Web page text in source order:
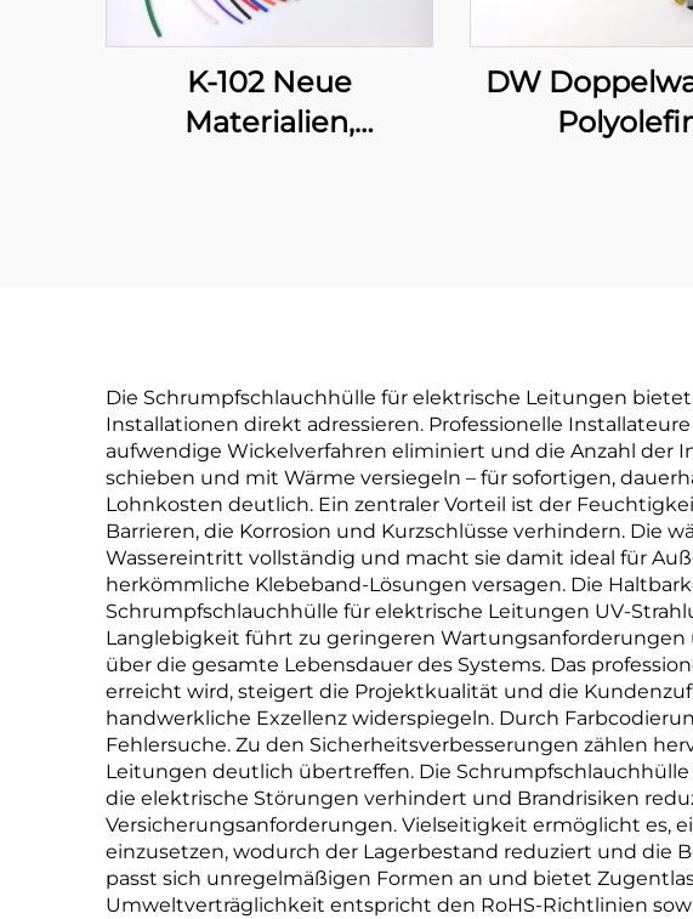
K-102 Neue
Materialien,
DW
Die Schrumpfschlauchhülle für elektrische Leitungen
Installationen direkt adressieren. Professionelle
aufwendige Wickelverfahren eliminiert und die Anzahl der
schieben und mit Wärme versiegeln – für sofortigen,
Lohnkosten deutlich. Ein zentraler Vorteil ist der
Barrieren, die Korrosion und Kurzschlüsse verhindern.
Wassereintritt vollständig und macht sie damit ideal für
herkömmliche Klebeband-Lösungen versagen. Die
Schrumpfschlauchhülle für elektrische Leitungen UV-
Langlebigkeit führt zu geringeren
über die gesamte Lebensdauer des Systems. Das
erreicht wird, steigert die Projektkualität und die
handwerkliche Exzellenz widerspiegeln. Durch
Fehlersuche. Zu den Sicherheitsverbesserungen zählen
Leitungen deutlich übertreffen. Die
die elektrische Störungen verhindert und Brandrisiken
Versicherungsanforderungen. Vielseitigkeit ermöglicht
einzusetzen, wodurch der Lagerbestand reduziert und die
passt sich unregelmäßigen Formen an und bietet
Umweltverträglichkeit entspricht den RoHS-Richtlinien